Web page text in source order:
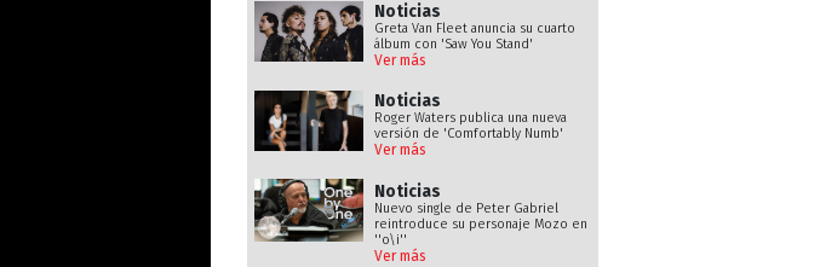
Noticias
Greta Van Fleet anuncia su cuarto
álbum con 'Saw You Stand'
Ver más
Noticias
Roger Waters publica una nueva
versión de 'Comfortably Numb'
Ver más
Noticias
Nuevo single de Peter Gabriel
reintroduce su personaje Mozo en
''o\i''
Ver más